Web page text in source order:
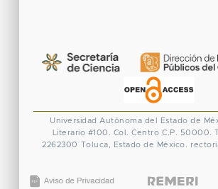
Universidad Autónoma del Estado de
Literario #100. Col. Centro C.P. 50000.
2262300 Toluca, Estado de México.